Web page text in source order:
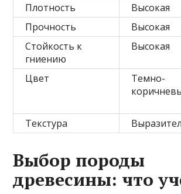
Плотность
Высокая
Прочность
Высокая
Стойкость к
гниению
Высокая
Цвет
Темно-
Текстура
Выбор породы
древесины: что